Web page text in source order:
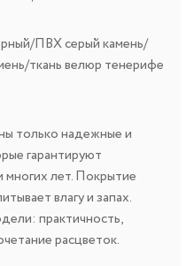
ПВХ серый камень/
ткань велюр тенерифе
только надежные и
гарантируют
многих лет. Покрытие
влагу и запах.
практичность,
расцветок.